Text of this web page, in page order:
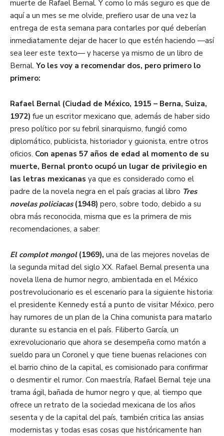
muerte de Rafael Bernal. Y como lo más seguro es que de
aquí a un mes se me olvide, prefiero usar de una vez la
entrega de esta semana para contarles por qué deberían
inmediatamente dejar de hacer lo que estén haciendo —así
sea leer este texto— y hacerse ya mismo de un libro de
Bernal. Yo les voy a recomendar dos, pero primero lo
primero:
Rafael Bernal (Ciudad de México, 1915 – Berna, Suiza,
1972) fue un escritor mexicano que, además de haber sido
preso político por su febril sinarquismo, fungió como
diplomático, publicista, historiador y guionista, entre otros
oficios. Con apenas 57 años de edad al momento de su
muerte, Bernal pronto ocupó un lugar de privilegio en
las letras mexicanas ya que es considerado como el
padre de la novela negra en el país gracias al libro Tres
novelas policiacas(1948) pero, sobre todo, debido a su
obra más reconocida, misma que es la primera de mis
recomendaciones, a saber:
El complot mongol(1969), una de las mejores novelas de
la segunda mitad del siglo XX. Rafael Bernal presenta una
novela llena de humor negro, ambientada en el México
postrevolucionario es el escenario para la siguiente historia:
el presidente Kennedy está a punto de visitar México, pero
hay rumores de un plan de la China comunista para matarlo
durante su estancia en el país. Filiberto García, un
exrevolucionario que ahora se desempeña como matón a
sueldo para un Coronel y que tiene buenas relaciones con
el barrio chino de la capital, es comisionado para confirmar
o desmentir el rumor. Con maestría, Rafael Bernal teje una
trama ágil, bañada de humor negro y que, al tiempo que
ofrece un retrato de la sociedad mexicana de los años
sesenta y de la capital del país, también critica las ansias
modernistas y todas esas cosas que históricamente han